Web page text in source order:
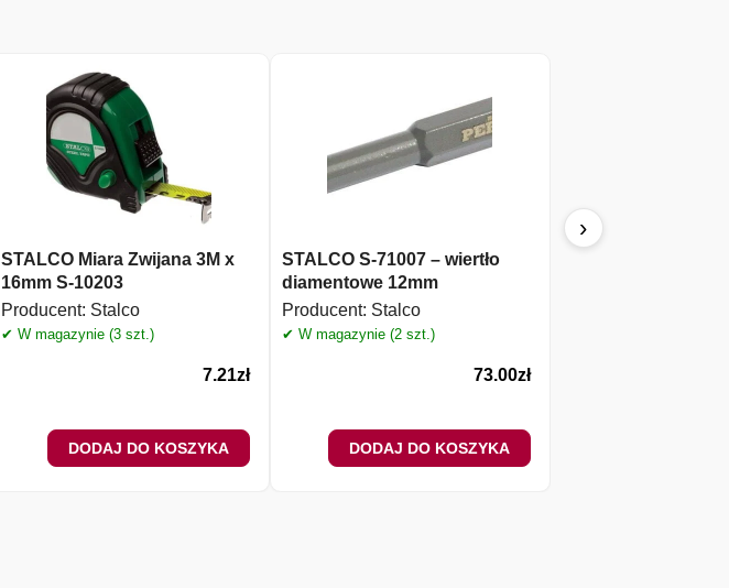
STALCO Miara Zwijana 3M x
16mm S-10203
Producent: Stalco
✔ W magazynie (3 szt.)
7.21zł
DODAJ DO KOSZYKA
STALCO S-71007 – wiertło
diamentowe 12mm
Producent: Stalco
✔ W magazynie (2 szt.)
73.00zł
DODAJ DO KOSZYKA
›